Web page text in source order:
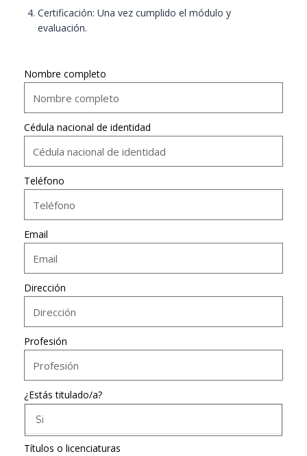
Certificación: Una vez cumplido el módulo y
evaluación.
Nombre completo
Cédula nacional de identidad
Teléfono
Email
Dirección
Profesión
¿Estás titulado/a?
Si
Títulos o licenciaturas